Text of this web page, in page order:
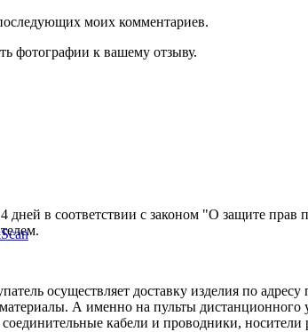
моих комментариев.
фотографии к вашему отзыву.
дней в соответствии с законом "О защите
осуществляет доставку изделия по
А именно на пульты
кабели и проводники,